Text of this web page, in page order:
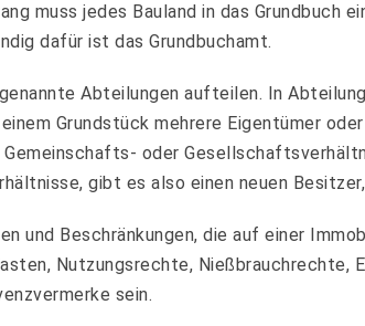
muss jedes Bauland in das
dafür ist das Grundbuchamt.
Abteilungen aufteilen. In
Grundstück mehrere Eigentümer
oder
gibt es also einen neuen
und Beschränkungen, die auf einer
Nutzungsrechte, Nießbrauchrechte,
sein.